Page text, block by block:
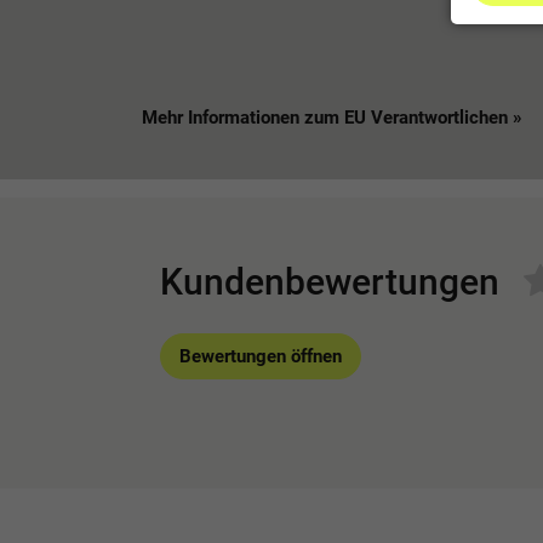
Mehr Informationen zum EU Verantwortlichen »
Kundenbewertungen
Bewertungen öffnen